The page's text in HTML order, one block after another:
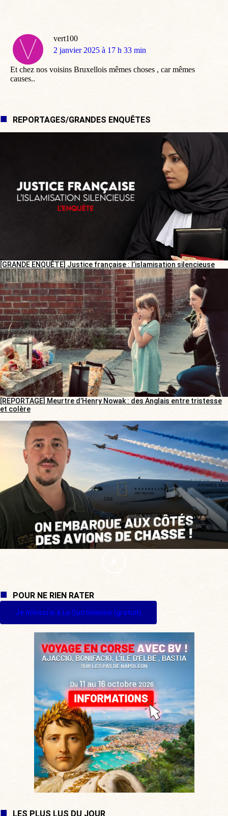
vert100
dit
2 janvier 2025 à 17 h 33 min
Et chez nos voisins Bruxellois mêmes choses , car mêmes
causes..
REPORTAGES/GRANDES ENQUÊTES
[GRANDE ENQUÊTE] Justice française : l’islamisation silencieuse
[REPORTAGE] Meurtre d’Henry Nowak : des Anglais entre tristesse
et colère
POUR NE RIEN RATER
Je m'inscris à La Quotidienne (gratuit)
LES PLUS LUS DU JOUR